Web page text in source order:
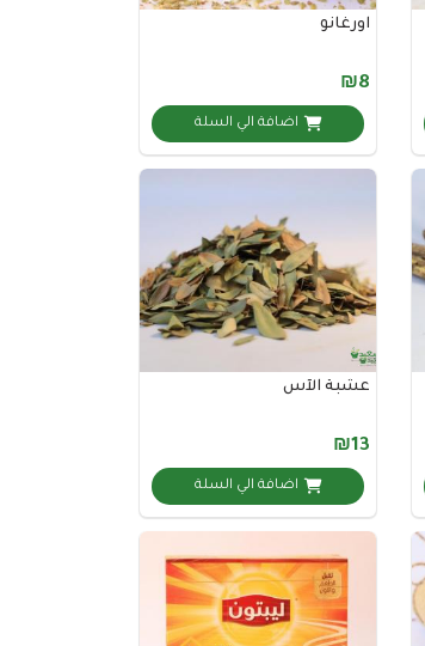
اورغانو
₪8
اضافة الي السلة
عشبة الآس
₪13
اضافة الي السلة